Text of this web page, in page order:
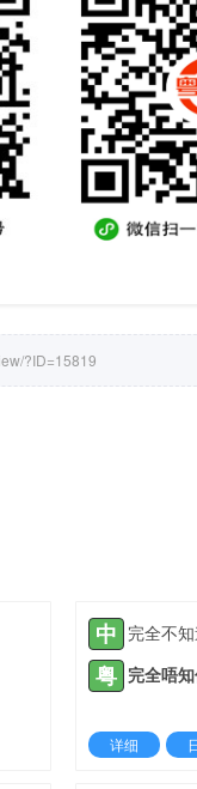
?ID=15819
中 完全不
粤 完全唔
详细